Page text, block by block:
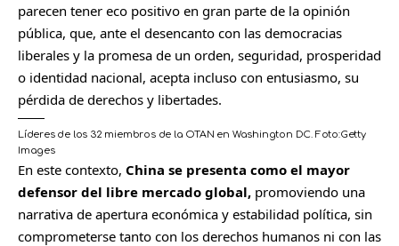
parecen tener eco positivo en gran parte de la opinión
pública, que, ante el desencanto con las democracias
liberales y la promesa de un orden, seguridad, prosperidad
o identidad nacional, acepta incluso con entusiasmo, su
pérdida de derechos y libertades.
Líderes de los 32 miembros de la OTAN en Washington DC. Foto:Getty
Images
En este contexto, China se presenta como el mayor
defensor del libre mercado global, promoviendo una
narrativa de apertura económica y estabilidad política, sin
comprometerse tanto con los derechos humanos ni con las